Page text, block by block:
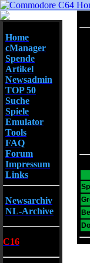
Home
cManager
Spende
Artikel
Newsadmin
TOP 50
Suche
Spiele
Emulator
Tools
FAQ
Forum
Impressum
Links
Newsarchiv
NL-Archive
C16